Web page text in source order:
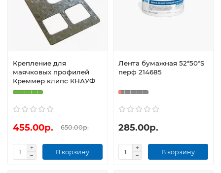
Крепление для
маячковых профилей
Креммер клипс КНАУФ
455.00р. 650.00р.
В корзину
Лента бумажная 52*50*S
перф 214685
285.00р.
В корзину